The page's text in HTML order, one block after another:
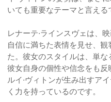
いても重要なテーマと言える
レナーテ·ラインスヴェは、
自信に満ちた表情を見せ、
た。彼女のスタイルは、単な
彼女自身の個性や信念をも反
ルイ·ヴィトンが生み出すア
く力を持っているのです。